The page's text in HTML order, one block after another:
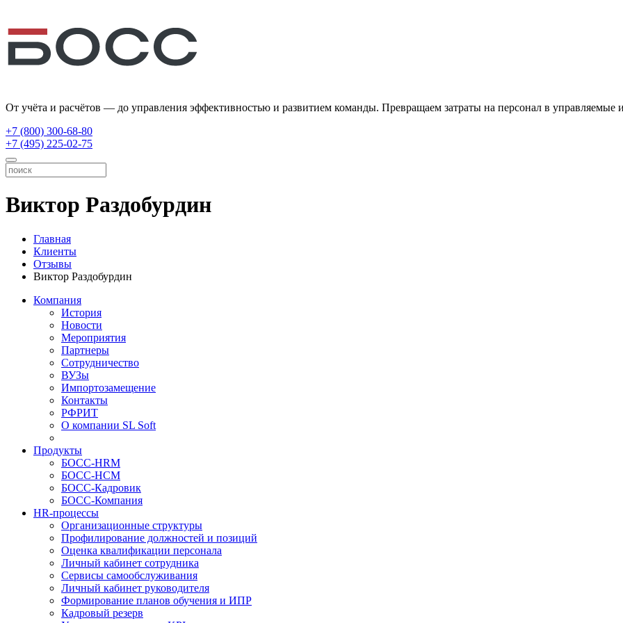
От учёта и расчётов — до управления эффективностью и развитием команды. Превращаем затраты на персонал в управляемые
+7 (800) 300-68-80
+7 (495) 225-02-75
Виктор Раздобурдин
Главная
Клиенты
Отзывы
Виктор Раздобурдин
Компания
История
Новости
Мероприятия
Партнеры
Сотрудничество
ВУЗы
Импортозамещение
Контакты
РФРИТ
О компании SL Soft
Продукты
БОСС-HRM
БОСС-HCM
БОСС-Кадровик
БОСС-Компания
HR-процессы
Организационные структуры
Профилирование должностей и позиций
Оценка квалификации персонала
Личный кабинет сотрудника
Сервисы самообслуживания
Личный кабинет руководителя
Формирование планов обучения и ИПР
Кадровый резерв